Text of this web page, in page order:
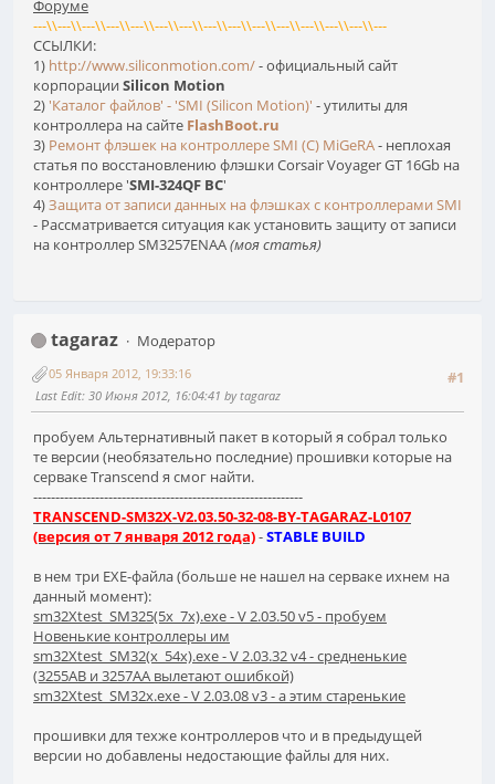
Форуме
---\\---\\---\\---\\---\\---\\---\\---\\---\\---\\---\\---\\---\\---\\---
ССЫЛКИ:
1) http://www.siliconmotion.com/- официальный сайт
корпорации Silicon Motion
2) 'Каталог файлов' - 'SMI (Silicon Motion)' - утилиты для
контроллера на сайте FlashBoot.ru
3) Ремонт флэшек на контроллере SMI (C) MiGeRA- неплохая
статья по восстановлению флэшки Corsair Voyager GT 16Gb на
контроллере 'SMI-324QF BC'
4)Защита от записи данных на флэшках с контроллерами SMI
- Рассматривается ситуация как установить защиту от записи
на контроллер SM3257ENAA(моя статья)
tagaraz
Модератор
#1
05 Января 2012, 19:33:16
Last Edit: 30 Июня 2012, 16:04:41 by tagaraz
пробуем Альтернативный пакет в который я собрал только
те версии (необязательно последние) прошивки которые на
серваке Transcend я смог найти.
-------------------------------------------------------------
TRANSCEND-SM32X-V2.03.50-32-08-BY-TAGARAZ-L0107
(версия от 7 января 2012 года)-STABLE BUILD
в нем три EXE-файла (больше не нашел на серваке ихнем на
данный момент):
sm32Xtest_SM325(5x_7x).exe - V 2.03.50 v5 - пробуем
Новенькие контроллеры им
sm32Xtest_SM32(x_54x).exe - V 2.03.32 v4 - средненькие
(3255AB и 3257AA вылетают ошибкой)
sm32Xtest_SM32x.exe - V 2.03.08 v3 - а этим старенькие
прошивки для техже контроллеров что и в предыдущей
версии но добавлены недостающие файлы для них.